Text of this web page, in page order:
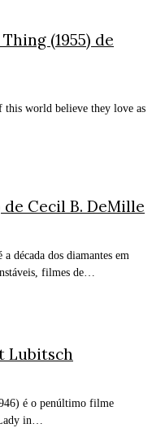
(1955) de
this world believe they love as
de Cecil B. DeMille
década dos diamantes em
filmes de…
Lubitsch
é o penúltimo filme
in…